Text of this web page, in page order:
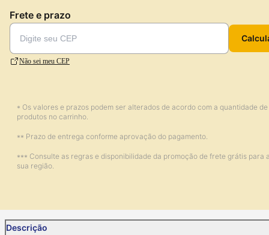
Frete e prazo
Não sei meu CEP
* Os valores e prazos podem ser alterados de acordo com a quantidade de
produtos no carrinho.
** Prazo de entrega conforme aprovação do pagamento.
*** Consulte as regras e disponibilidade da promoção de frete grátis para
sua região.
Descrição